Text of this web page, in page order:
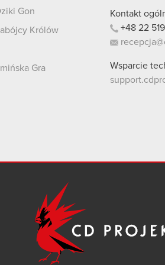
Gon
Królów
Gra
Kontakt
+48 22 519
Wsparcie